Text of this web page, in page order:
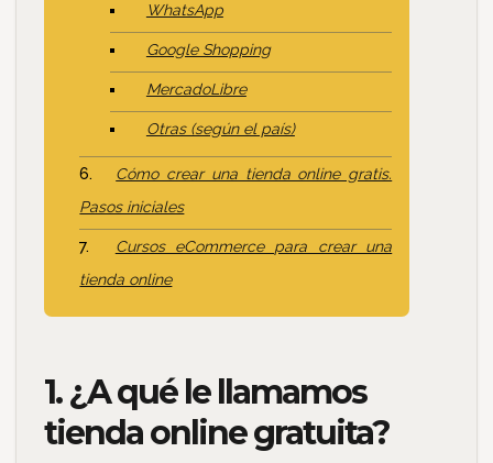
WhatsApp
Google Shopping
MercadoLibre
Otras (según el país)
Cómo crear una tienda online gratis.
Pasos iniciales
Cursos eCommerce para crear una
tienda online
1. ¿A qué le llamamos
tienda online gratuita?